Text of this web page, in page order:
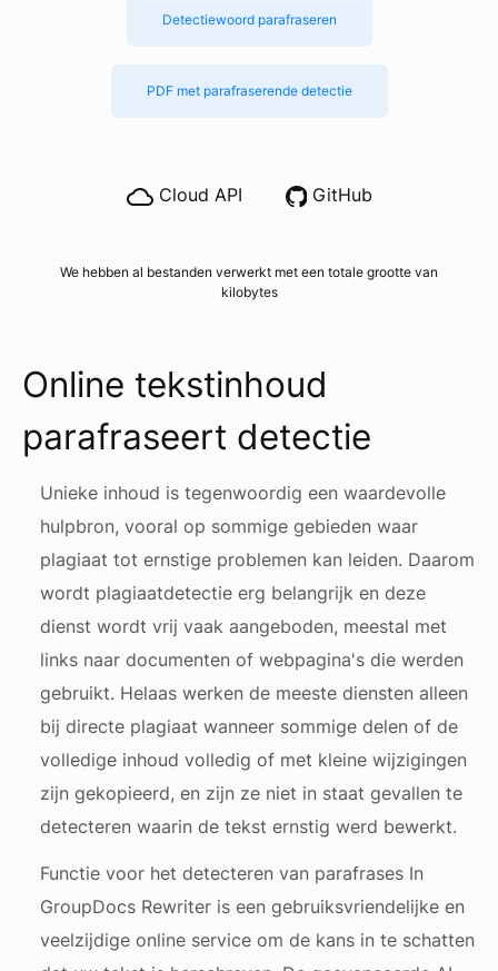
Detectiewoord parafraseren
PDF met parafraserende detectie
Cloud API GitHub
We hebben al bestanden verwerkt met een totale grootte van
kilobytes
Online tekstinhoud
parafraseert detectie
Unieke inhoud is tegenwoordig een waardevolle
hulpbron, vooral op sommige gebieden waar
plagiaat tot ernstige problemen kan leiden. Daarom
wordt plagiaatdetectie erg belangrijk en deze
dienst wordt vrij vaak aangeboden, meestal met
links naar documenten of webpagina's die werden
gebruikt. Helaas werken de meeste diensten alleen
bij directe plagiaat wanneer sommige delen of de
volledige inhoud volledig of met kleine wijzigingen
zijn gekopieerd, en zijn ze niet in staat gevallen te
detecteren waarin de tekst ernstig werd bewerkt.
Functie voor het detecteren van parafrases In
GroupDocs Rewriter is een gebruiksvriendelijke en
veelzijdige online service om de kans in te schatten